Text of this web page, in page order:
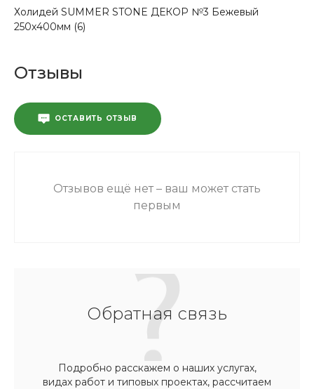
Холидей SUMMER STONE ДЕКОР №3 Бежевый
250х400мм (6)
Отзывы
ОСТАВИТЬ ОТЗЫВ
Отзывов ещё нет – ваш может стать
первым
Обратная связь
Подробно расскажем о наших услугах,
видах работ и типовых проектах, рассчитаем